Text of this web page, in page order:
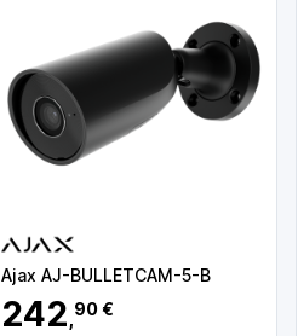
Ajax AJ-BULLETCAM-5-B
242,90 €